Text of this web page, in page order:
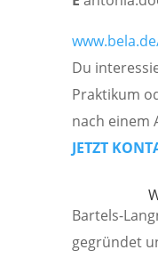
Du
Praktikum
nach einem
JETZT
Bartels-
gegründet